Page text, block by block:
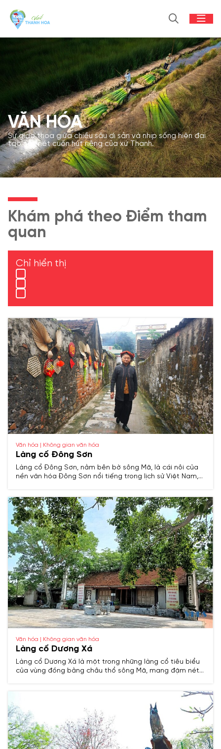
VĂN HÓA
Sự giao thoa giữa chiều sâu di sản và nhịp sống hiện đại
tạo nên nét cuốn hút riêng của xứ Thanh.
Khám phá theo Điểm tham
quan
Chỉ hiển thị
Văn hóa | Không gian văn hóa
Làng cổ Đông Sơn
Làng cổ Đông Sơn, nằm bên bờ sông Mã, là cái nôi của
nền văn hóa Đông Sơn nổi tiếng trong lịch sử Việt Nam,
Văn hóa | Không gian văn hóa
Làng cổ Dương Xá
Làng cổ Dương Xá là một trong những làng cổ tiêu biểu
của vùng đồng bằng châu thổ sông Mã, mang đậm nét
trong các thời kỳ lịch sử, đồng thời lưu giữ nhiều di tích
khảo cổ và văn hóa đặc sắc.